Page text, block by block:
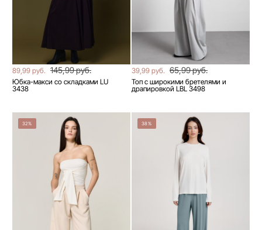
89,99 руб. 145,99 руб.
Юбка-макси со складками LU
3438
39,99 руб. 65,99 руб.
Топ с широкими бретелями и
драпировкой LBL 3498
32% 38%